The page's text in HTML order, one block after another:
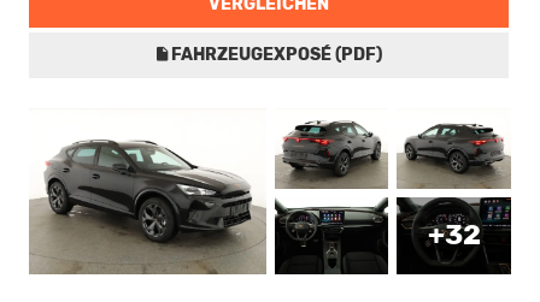
FAHRZEUGEXPOSÉ (PDF)
+32